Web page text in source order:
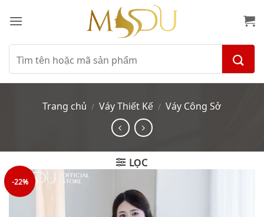
qua
dungTìm
kiếm:
Trang chủ / Váy Thiết Kế / Váy Công Sở
LỌC
-22%